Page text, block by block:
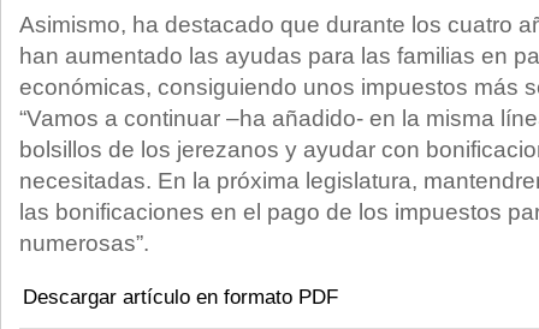
Asimismo, ha destacado que durante los cuatro
han aumentado las ayudas para las familias en
económicas, consiguiendo unos impuestos más
“Vamos a continuar –ha añadido- en la misma
bolsillos de los jerezanos y ayudar con
necesitadas. En la próxima legislatura,
las bonificaciones en el pago de los impuestos
numerosas”.
Descargar artículo en formato PDF